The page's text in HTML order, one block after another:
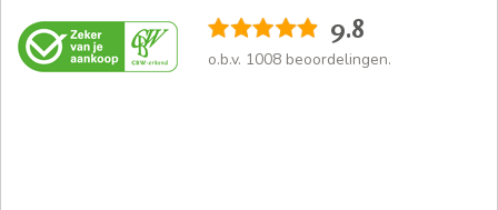
9.8
o.b.v. 1008 beoordelingen.